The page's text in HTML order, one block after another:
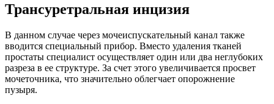
Трансуретральная инцизия
В данном случае через мочеиспускательный канал также
вводится специальный прибор. Вместо удаления тканей
простаты специалист осуществляет один или два неглубоких
разреза в ее структуре. За счет этого увеличивается просвет
мочеточника, что значительно облегчает опорожнение
пузыря.